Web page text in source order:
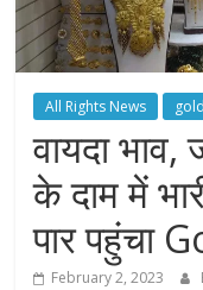
All Rights News gold
वायदा
के दाम में
पार पहुंचा
February 2, 2023